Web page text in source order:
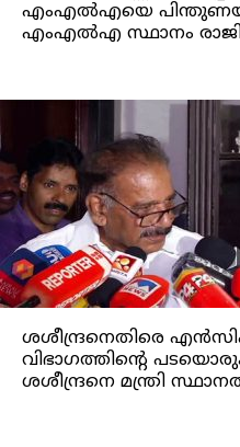
എംഎല്‍എയെ
എംഎല്‍എ സ്ഥാനം
ശശീന്ദ്രനെതിരെ
വിഭാഗത്തിന്റെ
ശശീന്ദ്രനെ മന്ത്രി